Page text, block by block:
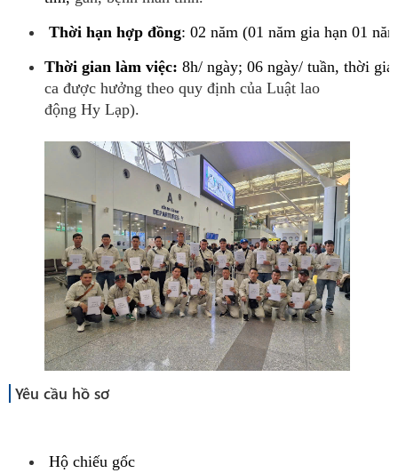
Thời hạn hợp đồng: 02 năm (01 năm gia hạn 01
Thời gian làm việc: 8h/ ngày; 06 ngày/ tuần, thời
ca được hưởng theo quy định của Luật lao
động Hy Lạp).
Yêu cầu hồ sơ
Hộ chiếu gốc